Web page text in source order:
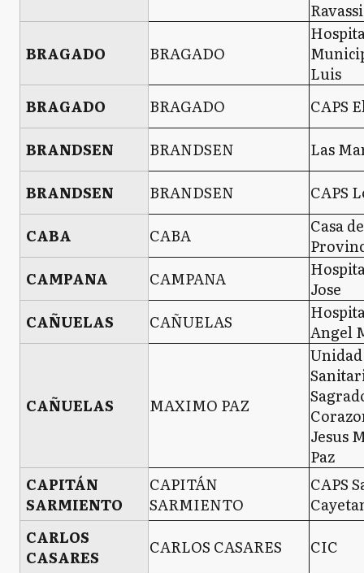
Ravassi
BRAGADO
BRAGADO
Luis
BRAGADO
BRAGADO
CAPS
BRANDSEN
BRANDSEN
Las
BRANDSEN
BRANDSEN
CAPS
CABA
CABA
Casa
CAMPANA
CAMPANA
Jose
CAÑUELAS
CAÑUELAS
Angel
CAÑUELAS MAXIMO PAZ
Unidad
Jesus
Paz
CAPITÁN
SARMIENTO
CAPITÁN
SARMIENTO
CAPS
CARLOS
CASARES
CARLOS CASARES CIC